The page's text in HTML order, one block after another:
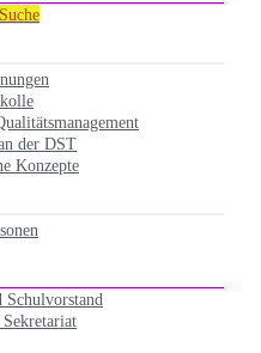
der DST
Konzepte
Schulvorstand